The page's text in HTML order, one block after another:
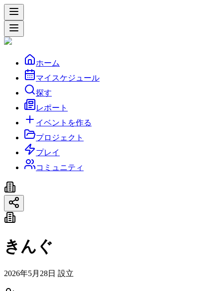
ホーム
マイスケジュール
探す
レポート
イベントを作る
プロジェクト
プレイ
コミュニティ
きんぐ
2026年5月28日 設立